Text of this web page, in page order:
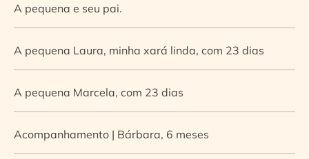
A pequena e seu pai.
A pequena Laura, minha xará linda, com 23 dias
A pequena Marcela, com 23 dias
Acompanhamento | Bárbara, 6 meses